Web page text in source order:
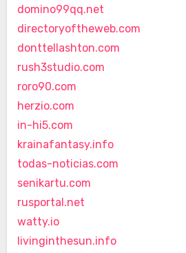
domino99qq.net
directoryoftheweb.com
donttellashton.com
rush3studio.com
roro90.com
herzio.com
in-hi5.com
krainafantasy.info
todas-noticias.com
senikartu.com
rusportal.net
watty.io
livinginthesun.info